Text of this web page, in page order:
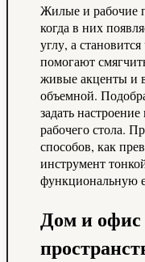
Жилые и рабочие
когда в них
углу, а
помогают
живые акценты и
объемной.
задать
рабочего стола.
способов, как
инструмент
функциональную
Дом и офис